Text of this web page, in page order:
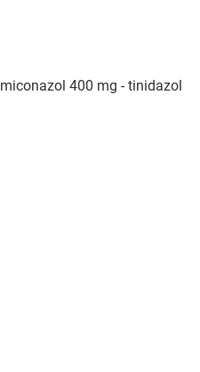
400 mg - tinidazol